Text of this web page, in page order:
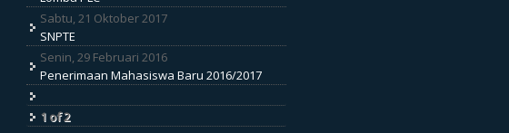
Sabtu, 21 Oktober 2017
SNPTE
Senin, 29 Februari 2016
Penerimaan Mahasiswa Baru 2016/2017
1 of 2